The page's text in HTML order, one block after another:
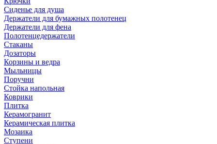
Сиденье для душа
Держатели для бумажных полотенец
Держатели для фена
Полотенцедержатели
Стаканы
Дозаторы
Корзины и ведра
Мыльницы
Поручни
Стойка напольная
Коврики
Плитка
Керамогранит
Керамическая плитка
Мозаика
Ступени